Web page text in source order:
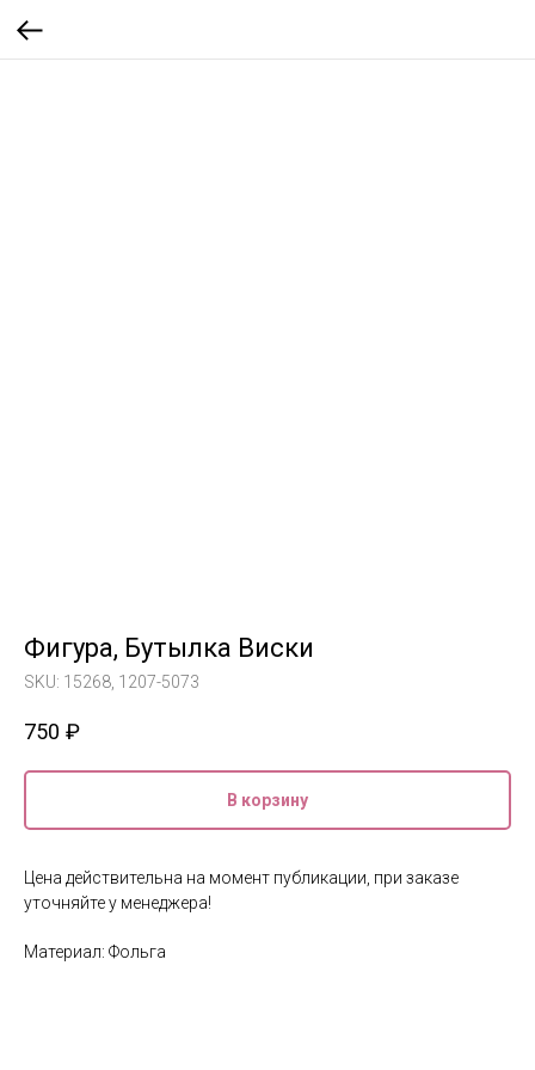
Фигура, Бутылка Виски
SKU: 15268, 1207-5073
750 ₽
В корзину
Цена действительна на момент публикации, при заказе
уточняйте у менеджера!
Материал: Фольга